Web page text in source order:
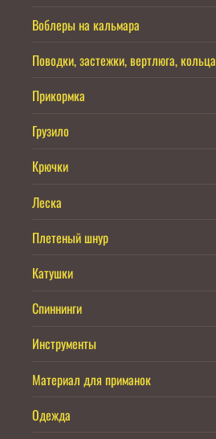
Воблеры на кальмара
Поводки, застежки, вертлюга, кольца
Прикормка
Грузило
Крючки
Леска
Плетеный шнур
Катушки
Спиннинги
Инструменты
Материал для приманок
Одежда